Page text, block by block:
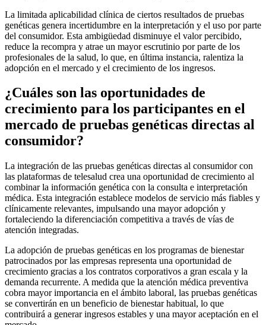
La limitada aplicabilidad clínica de ciertos resultados de pruebas
genéticas genera incertidumbre en la interpretación y el uso por parte
del consumidor. Esta ambigüedad disminuye el valor percibido,
reduce la recompra y atrae un mayor escrutinio por parte de los
profesionales de la salud, lo que, en última instancia, ralentiza la
adopción en el mercado y el crecimiento de los ingresos.
¿Cuáles son las oportunidades de
crecimiento para los participantes en el
mercado de pruebas genéticas directas al
consumidor?
La integración de las pruebas genéticas directas al consumidor con
las plataformas de telesalud crea una oportunidad de crecimiento al
combinar la información genética con la consulta e interpretación
médica. Esta integración establece modelos de servicio más fiables y
clínicamente relevantes, impulsando una mayor adopción y
fortaleciendo la diferenciación competitiva a través de vías de
atención integradas.
La adopción de pruebas genéticas en los programas de bienestar
patrocinados por las empresas representa una oportunidad de
crecimiento gracias a los contratos corporativos a gran escala y la
demanda recurrente. A medida que la atención médica preventiva
cobra mayor importancia en el ámbito laboral, las pruebas genéticas
se convertirán en un beneficio de bienestar habitual, lo que
contribuirá a generar ingresos estables y una mayor aceptación en el